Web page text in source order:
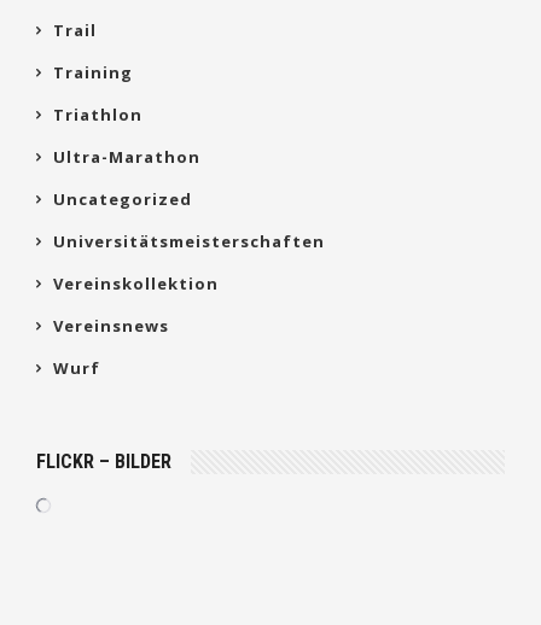
Trail
Training
Triathlon
Ultra-Marathon
Uncategorized
Universitätsmeisterschaften
Vereinskollektion
Vereinsnews
Wurf
FLICKR – BILDER